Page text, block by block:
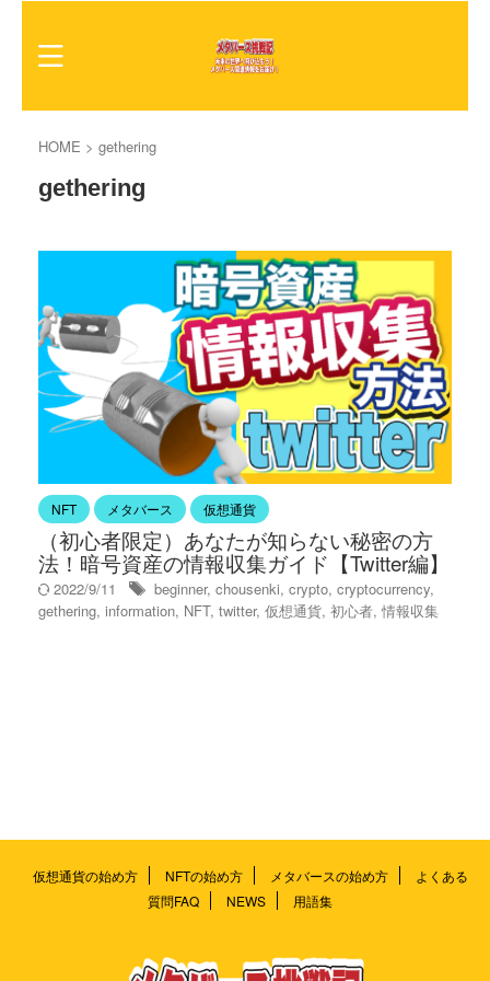
HOME > gethering
gethering
NFT メタバース 仮想通貨
（初心者限定）あなたが知らない秘密の方
法！暗号資産の情報収集ガイド【Twitter編】
2022/9/11 beginner, chousenki, crypto, cryptocurrency,
gethering, information, NFT, twitter, 仮想通貨, 初心者, 情報収集
仮想通貨の始め方 NFTの始め方 メタバースの始め方
よくある
質問FAQ
NEWS 用語集